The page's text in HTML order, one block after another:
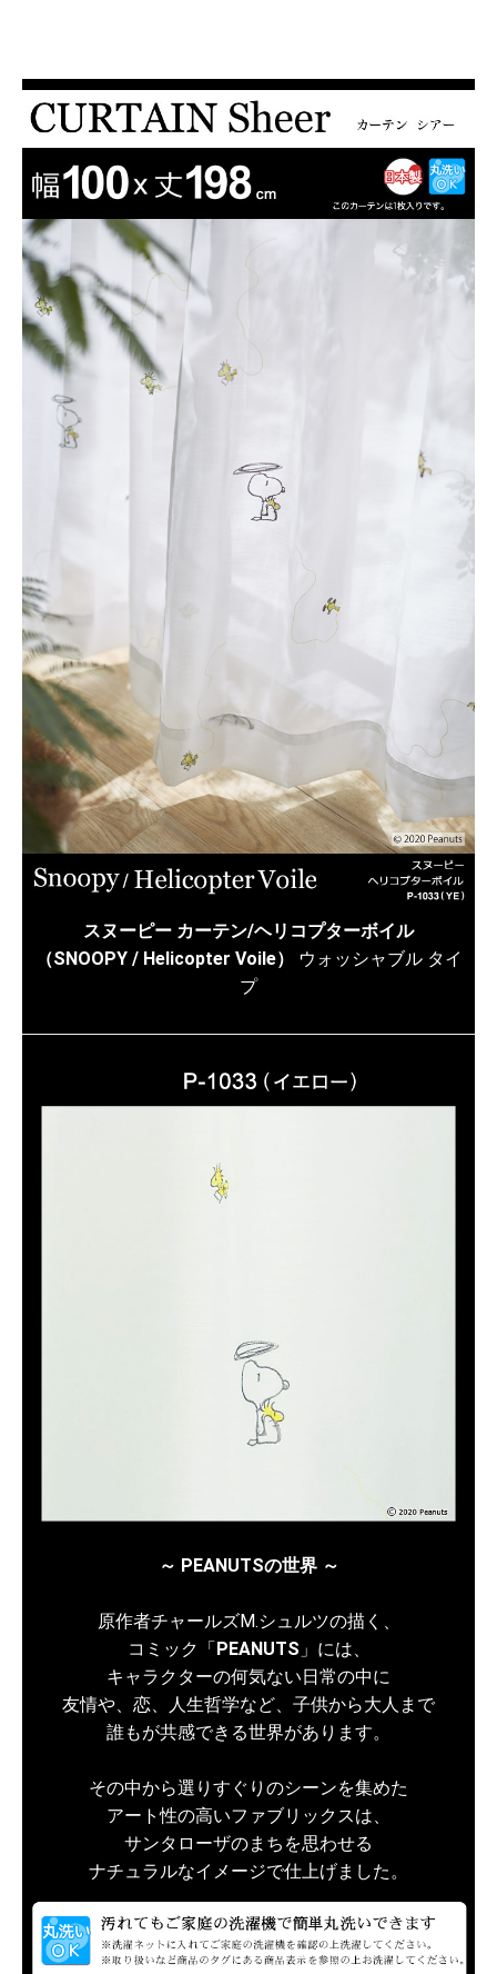
スヌーピー カーテン/ヘリコプターボイル
（SNOOPY / Helicopter Voile）
ウォッシャブル タイ
プ
～ PEANUTSの世界 ～
原作者チャールズM.シュルツの描く、
コミック「PEANUTS 」には、
キャラクターの何気ない日常の中に
友情や、恋、人生哲学など、子供から大人まで
誰もが共感できる世界があります。
その中から選りすぐりのシーンを集めた
アート性の高いファブリックスは、
サンタローザのまちを思わせる
ナチュラルなイメージで仕上げました。